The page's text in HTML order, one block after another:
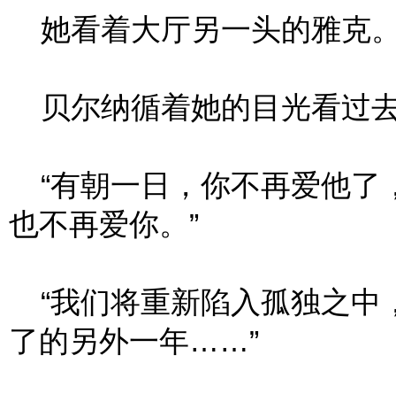
她看着大厅另一头的雅克
贝尔纳循着她的目光看过
“有朝一日，你不再爱他了
也不再爱你。”
“我们将重新陷入孤独之中
了的另外一年……”